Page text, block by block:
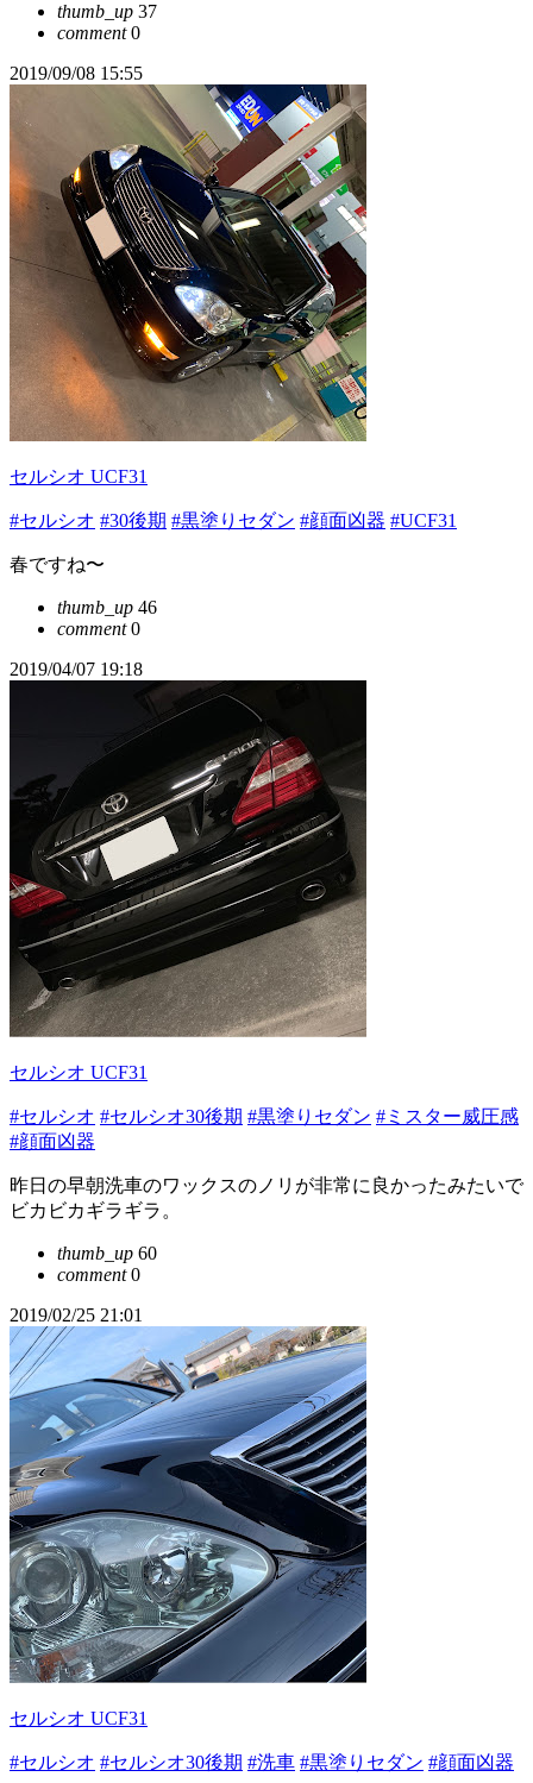
thumb_up 37
comment0
2019/09/08 15:55
セルシオ UCF31
#セルシオ #30後期 #黒塗りセダン #顔面凶器 #UCF31
春ですね〜
thumb_up 46
comment0
2019/04/07 19:18
セルシオ UCF31
#セルシオ #セルシオ30後期 #黒塗りセダン #ミスター威圧感
#顔面凶器
昨日の早朝洗車のワックスのノリが非常に良かったみたいで
ビカビカギラギラ。
thumb_up 60
comment0
2019/02/25 21:01
セルシオ UCF31
#セルシオ #セルシオ30後期 #洗車 #黒塗りセダン #顔面凶器